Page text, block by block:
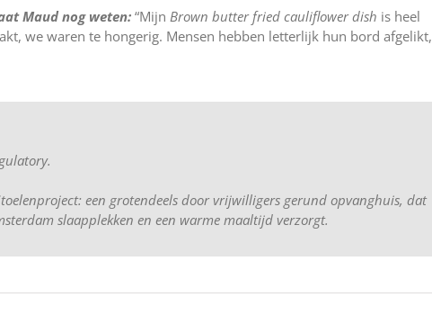
Maud nog weten: “Mijn Brown butter fried cauliflower dish is heel
we waren te hongerig. Mensen hebben letterlijk hun bord afgelikt,
een grotendeels door vrijwilligers gerund opvanghuis, dat
slaapplekken en een warme maaltijd verzorgt.